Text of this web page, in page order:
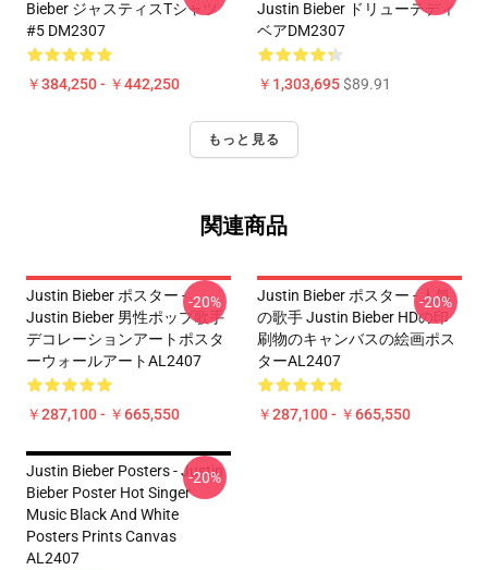
Bieber ジャスティスTシャツ
#5 DM2307
￥384,250 - ￥442,250
Justin Bieber ドリューテディ
ベアDM2307
￥1,303,695$89.91
もっと見る
関連商品
Justin Bieber ポスター -
Justin Bieber 男性ポップ歌手
デコレーションアートポスタ
ーウォールアートAL2407
￥287,100 - ￥665,550
-20%
Justin Bieber ポスター - 人気
の歌手 Justin Bieber HDの印
刷物のキャンバスの絵画ポス
ターAL2407
￥287,100 - ￥665,550
-20%
Justin Bieber Posters - Justin
Bieber Poster Hot Singer
Music Black And White
Posters Prints Canvas
AL2407
-20%